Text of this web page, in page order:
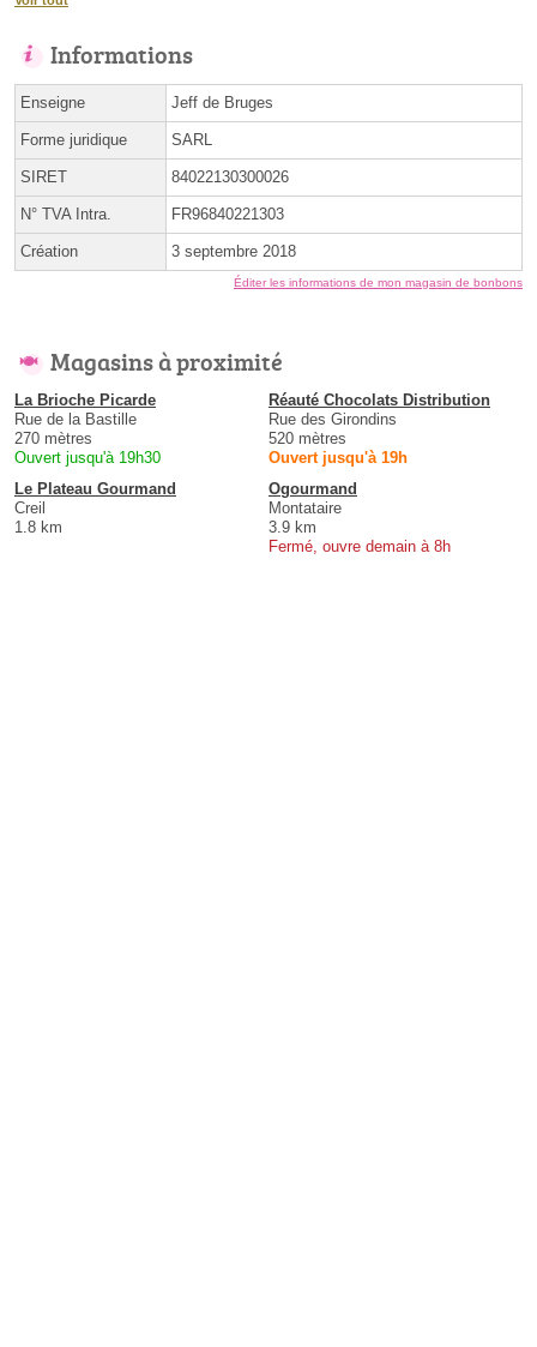
Informations
Enseigne Jeff de Bruges
Forme juridique SARL
SIRET 84022130300026
N° TVA Intra. FR96840221303
Création 3 septembre 2018
Éditer les informations de mon magasin de bonbons
Magasins à proximité
La Brioche Picarde
Rue de la Bastille
270 mètres
Ouvert jusqu'à 19h30
Réauté Chocolats Distribution
Rue des Girondins
520 mètres
Ouvert jusqu'à 19h
Le Plateau Gourmand
Creil
1.8 km
Ogourmand
Montataire
3.9 km
Fermé, ouvre demain à 8h